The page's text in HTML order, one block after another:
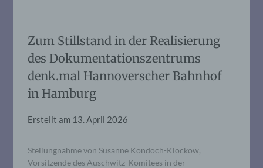
Zum Stillstand in der Realisierung
des Dokumentationszentrums
denk.mal Hannoverscher Bahnhof
in Hamburg
Erstellt am 13. April 2026
Stellungnahme von Susanne Kondoch-Klockow,
Vorsitzende des Auschwitz-Komitees in der